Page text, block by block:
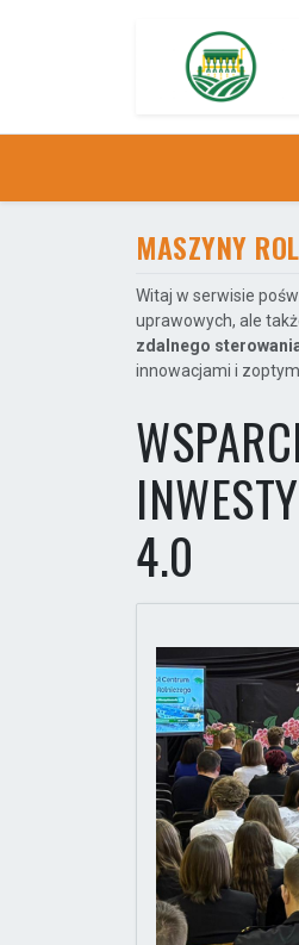
MASZYNY
Witaj w serwisie
uprawowych, ale
zdalnego
innowacjami i
4.0